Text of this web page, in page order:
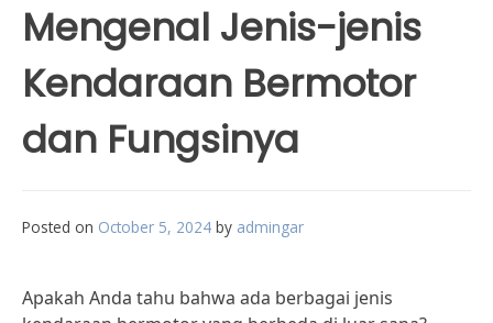
Mengenal Jenis-jenis
Kendaraan Bermotor
dan Fungsinya
Posted on October 5, 2024 by admingar
Apakah Anda tahu bahwa ada berbagai jenis